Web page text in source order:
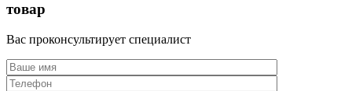
товар
Вас проконсультирует специалист